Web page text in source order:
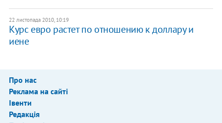
22 листопада 2010, 10:19
Курс евро растет по отношению к доллару и
иене
Про нас
Реклама на сайті
Івенти
Редакція